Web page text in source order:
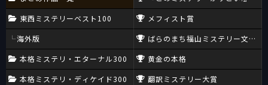
東西ミステリーベスト100
海外版
本格ミステリ・エターナル300
本格ミステリ・ディケイド300
メフィスト賞
ばらのまち福山ミステリー文学新
黄金の本格
翻訳ミステリー大賞